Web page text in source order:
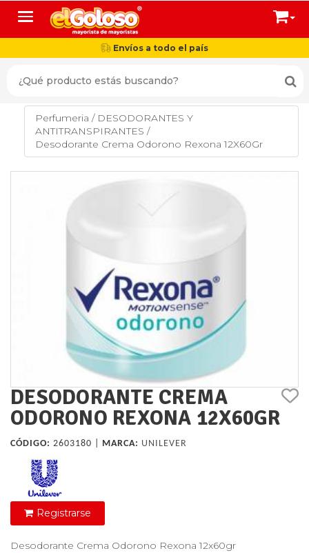
Toggle navigation
Envíos a todo el país
Perfumeria / DESODORANTES Y
ANTITRANSPIRANTES /
Desodorante Crema Odorono Rexona 12X60Gr
DESODORANTE CREMA
ODORONO REXONA 12X60GR
CÓDIGO: 2603180 | MARCA: UNILEVER
Registrarse
Desodorante Crema Odorono Rexona 12x60gr